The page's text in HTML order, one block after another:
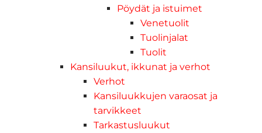
Pöydät ja istuimet
Venetuolit
Tuolinjalat
Tuolit
Kansiluukut, ikkunat ja verhot
Verhot
Kansiluukkujen varaosat ja
tarvikkeet
Tarkastusluukut